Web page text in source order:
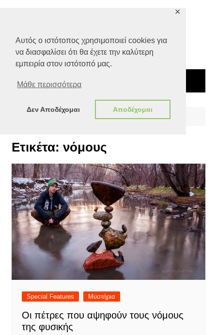
Αυτός ο ιστότοπος χρησιμοποιεί cookies για
να διασφαλίσει ότι θα έχετε την καλύτερη
εμπειρία στον ιστότοπό μας.
Μάθε περισσότερα
Δεν Αποδέχομαι Αποδέχομαι
✕
Ετικέτα: νόμους
Special Features Μυστήρια
Οι πέτρες που αψηφούν τους νόμους
της φυσικής